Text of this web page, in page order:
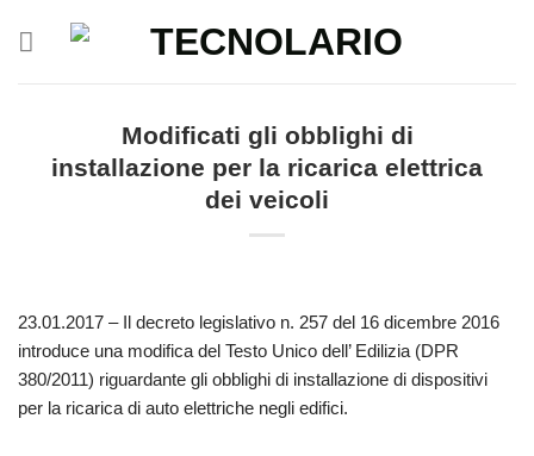
Modificati gli obblighi di
installazione per la ricarica elettrica
dei veicoli
23.01.2017 – Il decreto legislativo n. 257 del 16 dicembre 2016
introduce una modifica del Testo Unico dell’ Edilizia (DPR
380/2011) riguardante gli obblighi di installazione di dispositivi
per la ricarica di auto elettriche negli edifici.